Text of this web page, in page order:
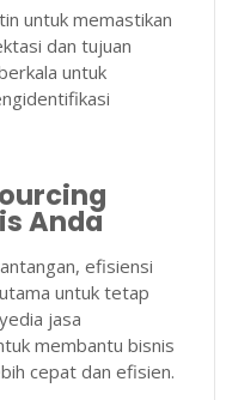
untuk memastikan
dan tujuan
untuk
Anda
efisiensi
untuk tetap
jasa
membantu bisnis
cepat dan efisien.